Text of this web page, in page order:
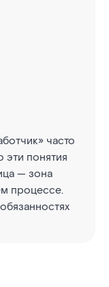
часто
эти понятия
— зона
процессе.